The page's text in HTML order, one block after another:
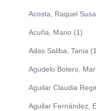
Acosta, Raquel
Acuña, Mario (1)
Adas Saliba, Tania
Agudelo Botero,
Aguilar Claudia
Aguilar Fernández,